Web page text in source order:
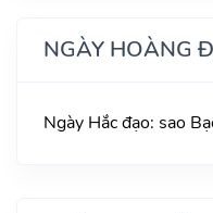
NGÀY HOÀNG
Ngày Hắc đạo: sao